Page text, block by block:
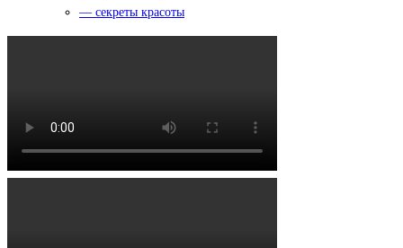
— секреты красоты